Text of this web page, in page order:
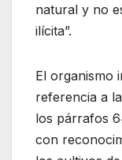
natural y no
ilícita”.
El organismo
referencia a
los párrafos
con